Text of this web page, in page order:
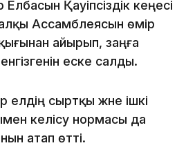
Қауіпсіздік кеңесі
Ассамблеясын өмір
айырып, заңға
еске салды.
елдің сыртқы және ішкі
келісу нормасы да
атап өтті.